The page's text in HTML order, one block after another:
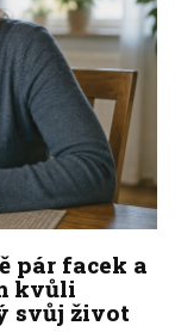
pár facek a
kvůli
svůj život